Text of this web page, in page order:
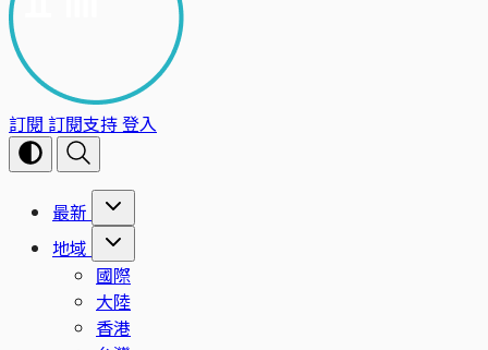
訂閱 訂閱支持登入
最新
地域
國際
大陸
香港